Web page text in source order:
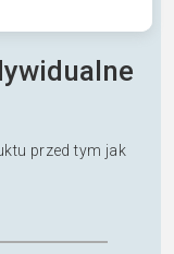
przed tym jak